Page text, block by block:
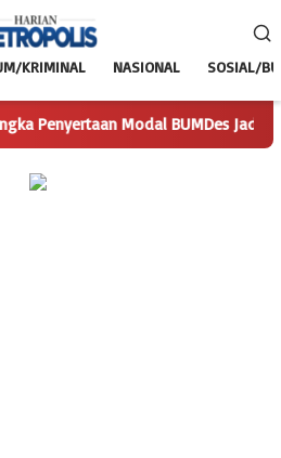
KRIMINAL NASIONAL SOSIAL/
Modal BUMDes Jadi Tanda